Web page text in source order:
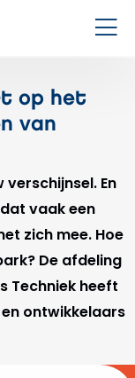
op het
van
En
vaak een
zich mee. Hoe
De afdeling
Techniek heeft
ontwikkelaars